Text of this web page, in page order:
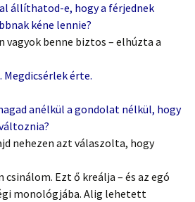
állíthatod-e, hogy a férjednek
kéne lennie?
vagyok benne biztos – elhúzta a
Megdicsérlek érte.
anélkül a gondolat nélkül, hogy
nehezen azt válaszolta, hogy
csinálom. Ezt ő kreálja – és az egó
monológjába. Alig lehetett